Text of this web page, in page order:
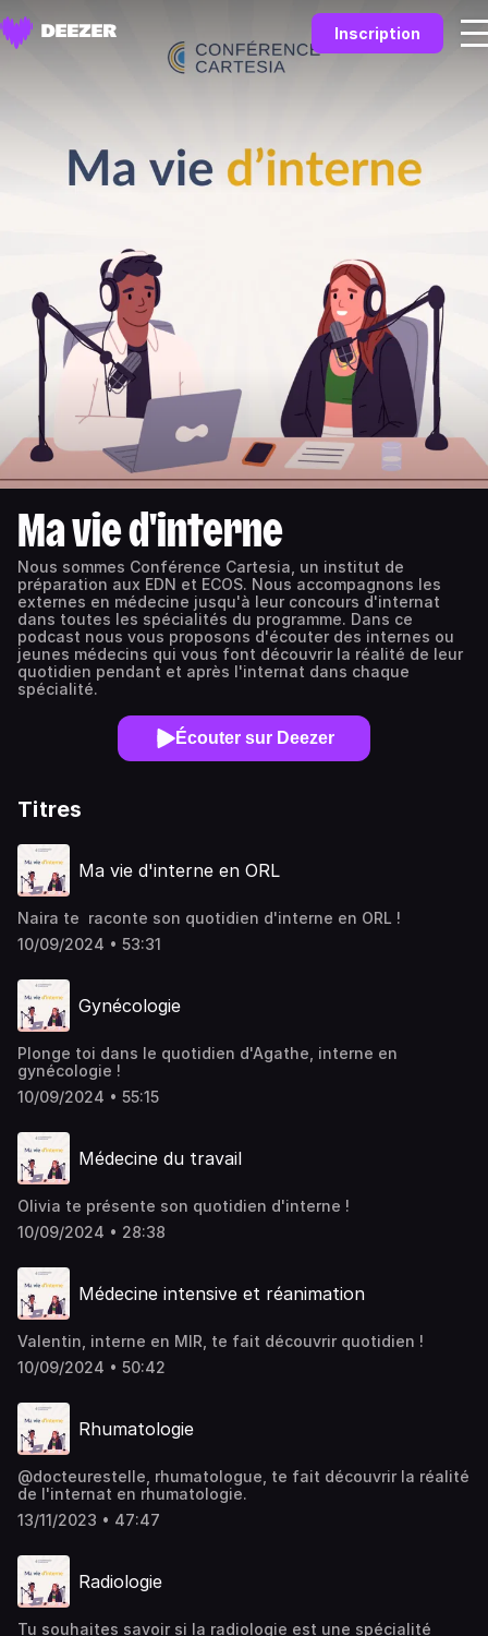
Inscription
Ma vie d'interne
Nous sommes Conférence Cartesia, un institut de
préparation aux EDN et ECOS. Nous accompagnons les
externes en médecine jusqu'à leur concours d'internat
dans toutes les spécialités du programme. Dans ce
podcast nous vous proposons d'écouter des internes ou
jeunes médecins qui vous font découvrir la réalité de leur
quotidien pendant et après l'internat dans chaque
spécialité.
Écouter sur Deezer
Titres
Ma vie d'interne en ORL
Naira te raconte son quotidien d'interne en ORL !
10/09/2024 • 53:31
Gynécologie
Plonge toi dans le quotidien d'Agathe, interne en
gynécologie !
10/09/2024 • 55:15
Médecine du travail
Olivia te présente son quotidien d'interne !
10/09/2024 • 28:38
Médecine intensive et réanimation
Valentin, interne en MIR, te fait découvrir quotidien !
10/09/2024 • 50:42
Rhumatologie
@docteurestelle, rhumatologue, te fait découvrir la réalité
de l'internat en rhumatologie.
13/11/2023 • 47:47
Radiologie
Tu souhaites savoir si la radiologie est une spécialité